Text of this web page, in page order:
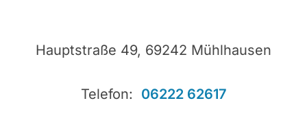
Hauptstraße 49, 69242 Mühlhausen
Telefon: 06222 62617